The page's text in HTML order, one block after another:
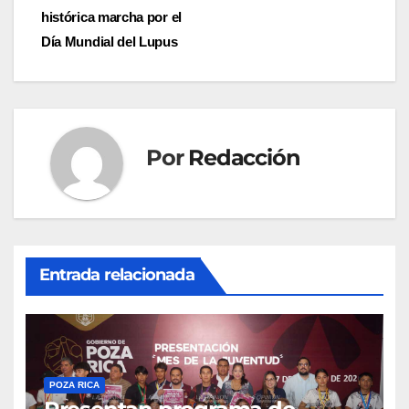
de
entradas
histórica marcha por el
Día Mundial del Lupus
Por Redacción
Entrada relacionada
POZA RICA